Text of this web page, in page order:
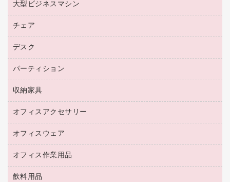
トナーカートリッジ
コピートナー
インクカートリッジ
プロッター用紙
ハガキ用紙
その他コピー用紙・プリンタ用紙
コピー用紙
マウス
パソコンバッグ／収納用品
ネットワーク／ＬＡＮ機器
ネットワーク／ＬＡＮアクセサリー
セキュリティ用品
ＵＳＢハブ／ＵＳＢアクセサリー
ＯＡフィルター
ＯＡクリーナー／エアダスター
メモリーカード
プロジェクタ
ファクシミリ
デジタルカメラ
スキャナー
コピー機
ブルーレイディスク
ＣＤ－ＲＷ
ＣＤ－Ｒ
メディア収納用品
大型ビジネスマシン
プリンタ
チェア
応接イス・ベンチ
オフィスチェア
デスク
ミーティングテーブル
デスク
カウンター
パーティション
ホワイトボード・黒板
収納家具
保管庫・書庫
ロッカー・下駄箱
その他収納
オフィスアクセサリー
オフィスアクセサリー
オフィスウェア
医療・介護・ワーキングウェア
ブラウス・シャツ
オフィス作業用品
養生用品
飲料用品